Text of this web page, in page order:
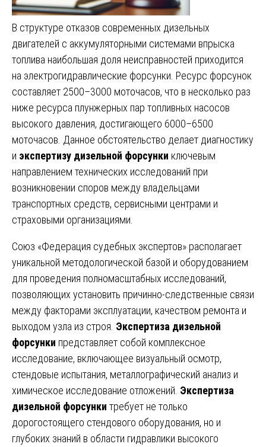
В структуре отказов современных дизельных
двигателей с аккумуляторными системами впрыска
топлива наибольшая доля неисправностей приходится
на электрогидравлические форсунки. Ресурс форсунок
составляет 2500–3000 моточасов, что в несколько раз
ниже ресурса плунжерных пар топливных насосов
высокого давления, достигающего 6000–6500
моточасов. Данное обстоятельство делает диагностику
и экспертизу дизельной форсунки ключевым
направлением технических исследований при
возникновении споров между владельцами
транспортных средств, сервисными центрами и
страховыми организациями.
Союз «Федерация судебных экспертов» располагает
уникальной методологической базой и оборудованием
для проведения полномасштабных исследований,
позволяющих установить причинно-следственные связи
между факторами эксплуатации, качеством ремонта и
выходом узла из строя. Экспертиза дизельной
форсунки представляет собой комплексное
исследование, включающее визуальный осмотр,
стендовые испытания, металлографический анализ и
химическое исследование отложений. Экспертиза
дизельной форсунки требует не только
дорогостоящего стендового оборудования, но и
глубоких знаний в области гидравлики высокого